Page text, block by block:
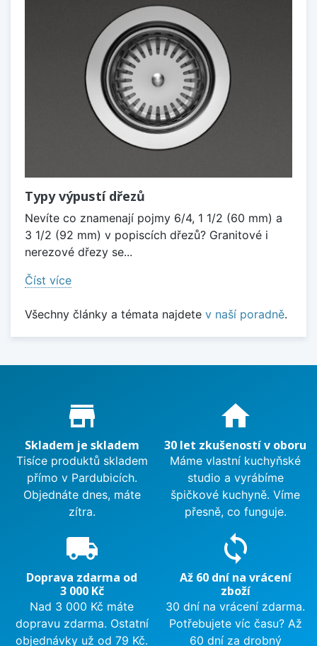
Typy výpustí dřezů
Nevíte co znamenají pojmy 6/4, 1 1/2 (60 mm) a
3 1/2 (92 mm) v popiscích dřezů? Granitové i
nerezové dřezy se...
Číst více
Všechny články a témata najdete v naší poradně.
Proč nakupovat u nás?
store_mall_directory
Skladem je skladem
Tisíce produktů skladem
přímo v Pardubicích.
Objednáte dnes, máte
zítra.
home
30 let zkušeností v oboru
Máme vlastní kuchyňské
studio a vyrábíme
špičkové kuchyně. Víme
přesně, co funguje.
local_shipping
Doprava zdarma od
3 000 Kč
Nad 3 000 Kč máte
dopravu zdarma. Ostatní
objednávky už od 79 Kč.
sync
Až 60 dní na vrácení
zboží
30 dní na vrácení zdarma.
Potřebujete víc času? Až
60 dní za drobný